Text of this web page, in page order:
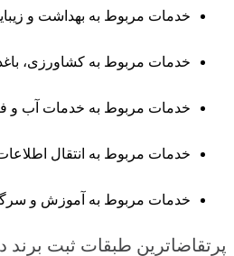
خدمات مربوط به بهداشت و
خدمات مربوط به کشاورزی،
خدمات مربوط به خدمات آب و
خدمات مربوط به انتقال
خدمات مربوط به آموزش و
پرتقاضاترین طبقات ثبت برند